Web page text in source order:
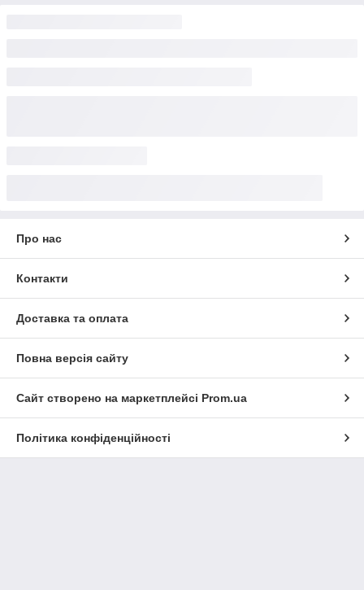
Про нас
Контакти
Доставка та оплата
Повна версія сайту
Сайт створено на маркетплейсі Prom.ua
Політика конфіденційності